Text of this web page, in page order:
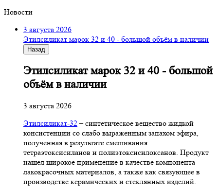
Новости
3 августа 2026
Этилсиликат марок 32 и 40 - большой объём в наличии
Назад
Этилсиликат марок 32 и 40 - большой
объём в наличии
3 августа 2026
Этилсиликат-32– синтетическое вещество жидкой
консистенции со слабо выраженным запахом эфира,
полученная в результате смешивания
тетpаэтоксисиланов и полиэтоксисилоксанов. Продукт
нашел широкое применение в качестве компонента
лакокрасочных материалов, а также как связующее в
производстве керамических и стеклянных изделий.